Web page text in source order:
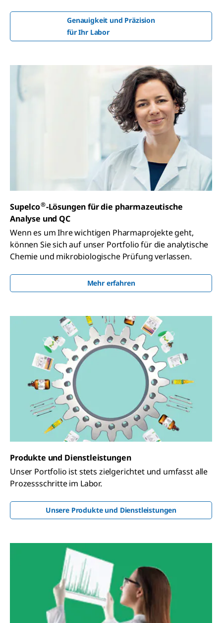
Genauigkeit und Präzision
für Ihr Labor
Supelco®-Lösungen für die pharmazeutische
Analyse und QC
Wenn es um Ihre wichtigen Pharmaprojekte geht,
können Sie sich auf unser Portfolio für die analytische
Chemie und mikrobiologische Prüfung verlassen.
Mehr erfahren
Produkte und Dienstleistungen
Unser Portfolio ist stets zielgerichtet und umfasst alle
Prozessschritte im Labor.
Unsere Produkte und Dienstleistungen